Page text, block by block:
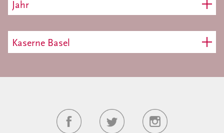
Jahr
Kaserne Basel